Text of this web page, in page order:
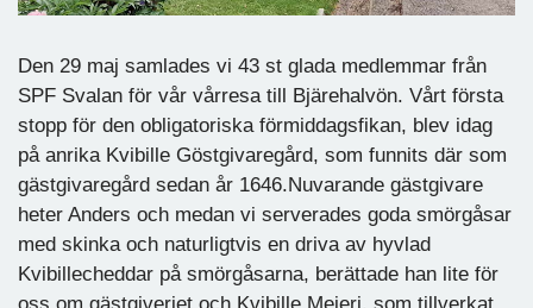
Den 29 maj samlades vi 43 st glada medlemmar från
SPF Svalan för vår vårresa till Bjärehalvön. Vårt första
stopp för den obligatoriska förmiddagsfikan, blev idag
på anrika Kvibille Göstgivaregård, som funnits där som
gästgivaregård sedan år 1646.Nuvarande gästgivare
heter Anders och medan vi serverades goda smörgåsar
med skinka och naturligtvis en driva av hyvlad
Kvibillecheddar på smörgåsarna, berättade han lite för